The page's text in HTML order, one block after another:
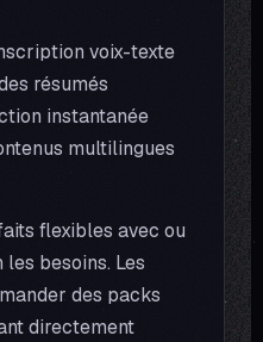
voix-texte
résumés
instantanée
multilingues
flexibles avec ou
besoins. Les
des packs
directement